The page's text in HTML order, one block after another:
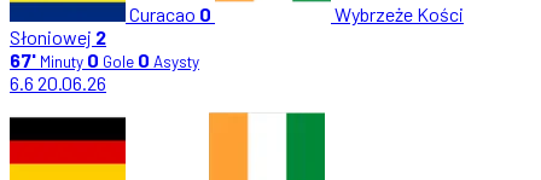
Curacao 0
Wybrzeże Kości
Słoniowej 2
67' Minuty 0 Gole 0 Asysty
6.6 20.06.26